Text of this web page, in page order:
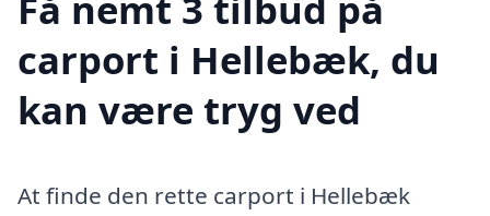
carport i Hellebæk, du
kan være tryg ved
At finde den rette carport i Hellebæk